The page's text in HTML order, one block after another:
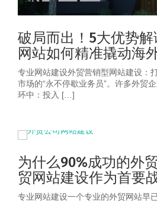
破局而出！5大优势
网站如何精准撬动海
专业网站建设外贸营销型网站建设：
市场的“永不停歇业务员”。许多外贸
环中：投入 […]
为什么90%成功的外
贸网站建设作为首要
专业网站建设一个专业的外贸网站早